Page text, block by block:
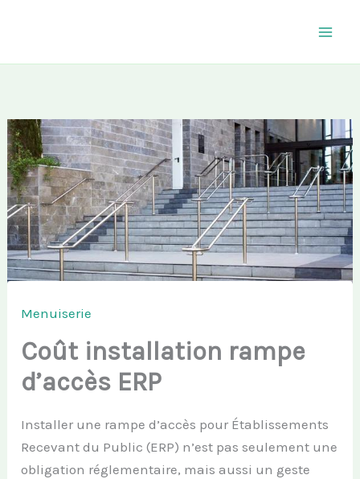
Menuiserie
Coût installation rampe
d’accès ERP
Installer une rampe d’accès pour Établissements
Recevant du Public (ERP) n’est pas seulement une
obligation réglementaire, mais aussi un geste